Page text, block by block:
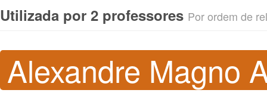
Utilizada por 2 professores Por ordem de
Alexandre Magno